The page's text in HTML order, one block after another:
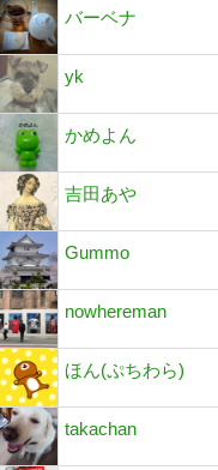
バーベナ
yk
かめよん
吉田あや
Gummo
nowhereman
ほん(ぷちわら)
takachan